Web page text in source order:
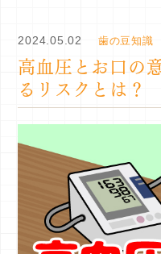
2024.05.02 歯の豆知識
高血圧とお口の
るリスクとは？